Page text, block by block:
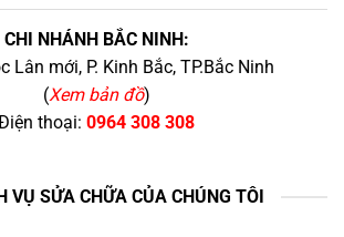
CHI NHÁNH BẮC NINH:
Lân mới, P. Kinh Bắc, TP.Bắc Ninh
(Xem bản đồ)
thoại: 0964 308 308
VỤ SỬA CHỮA CỦA CHÚNG TÔI